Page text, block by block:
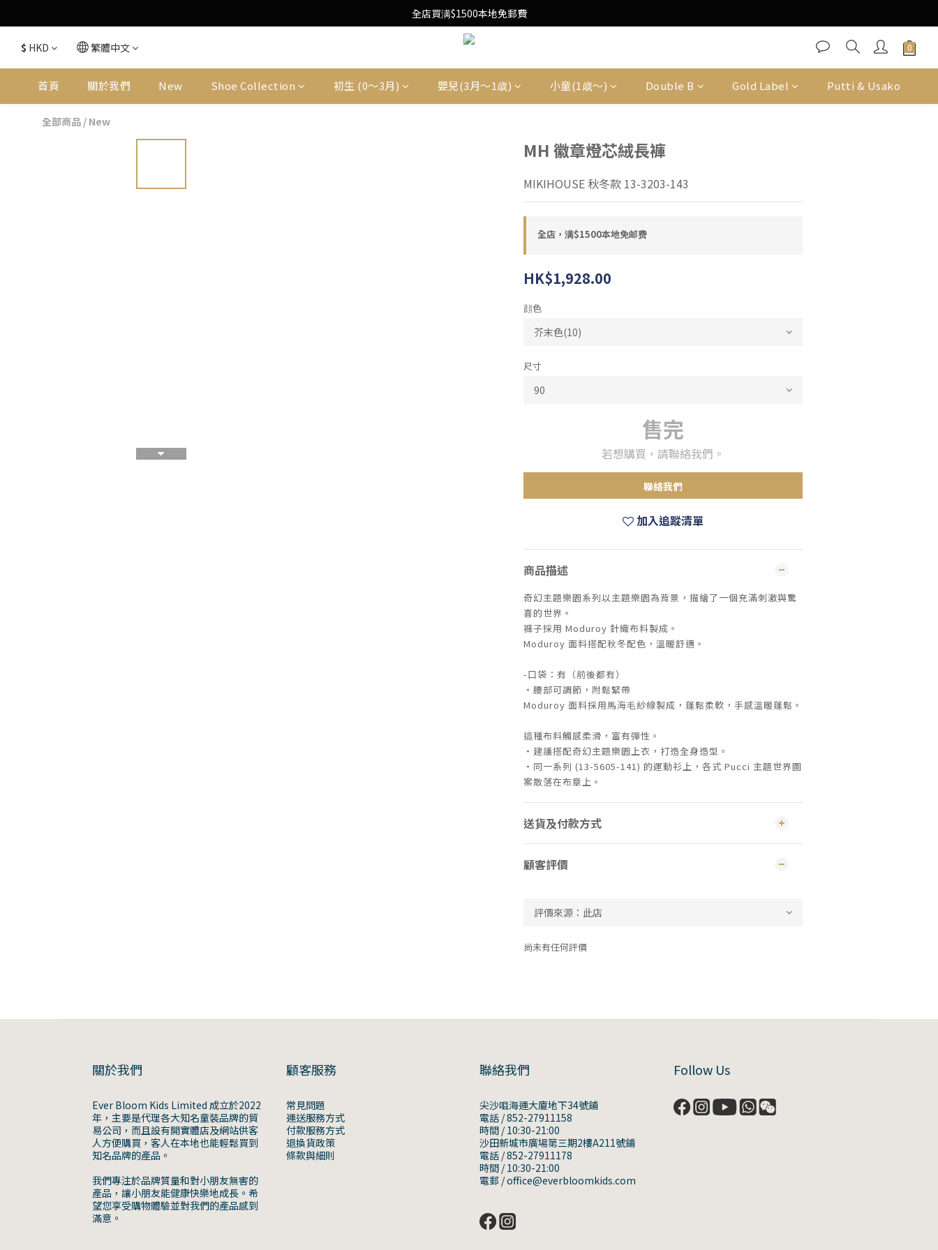
Free Local Shipping Upon $1500 purchase
全店買满$1500本地免郵費
Free Local Shipping Upon $1500 purchase
$ HKD 繁體中文
首頁 關於我們 New Shoe Collection 初生 (0〜3月) 嬰兒(3月〜1歳) 小童(1歳〜) Double B Gold Label Putti & Usako
全部商品 / New
MH 徽章燈芯絨長褲
MIKIHOUSE 秋冬款 13-3203-143
全店，满$1500本地免邮费
HK$1,928.00
顔色
尺寸
售完
若想購買，請聯絡我們。
聯絡我們
加入追蹤清單
商品描述
奇幻主題樂園系列以主題樂園為背景，描繪了一個充滿刺激與驚
喜的世界。
褲子採用 Moduroy 針織布料製成。
Moduroy 面料搭配秋冬配色，溫暖舒適。
-口袋：有（前後都有）
・腰部可調節，附鬆緊帶
Moduroy 面料採用馬海毛紗線製成，蓬鬆柔軟，手感溫暖蓬鬆。
這種布料觸感柔滑，富有彈性。
・建議搭配奇幻主題樂園上衣，打造全身造型。
・同一系列 (13-5605-141) 的運動衫上，各式 Pucci 主題世界圖
案散落在布章上。
送貨及付款方式
顧客評價
尚未有任何評價
關於我們
Ever Bloom Kids Limited 成立於2022
年，主要是代理各大知名童裝品牌的貿
易公司，而且設有開實體店及網站供客
人方便購買，客人在本地也能輕鬆買到
知名品牌的產品。
我們專注於品牌質量和對小朋友無害的
產品，讓小朋友能健康快樂地成長。希
望您享受購物體驗並對我們的產品感到
滿意。
顧客服務
常見問題
運送服務方式
付款服務方式
退換貨政策
條款與細則
聯絡我們
尖沙咀海運大廈地下34號鋪
電話 / 852-27911158
時間 / 10:30-21:00
沙田新城市廣場第三期2樓A211號鋪
電話 / 852-27911178
時間 / 10:30-21:00
電郵 / office@everbloomkids.com
Follow Us